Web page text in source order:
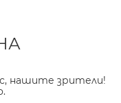
нашите зрители!